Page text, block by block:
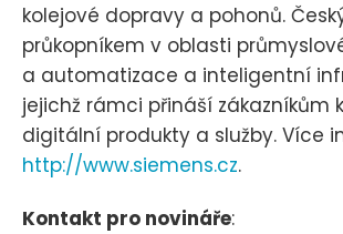
kolejové dopravy a pohonů.
průkopníkem v oblasti
a automatizace a inteligentní
jejichž rámci přináší zákazníkům
digitální produkty a služby. Více
http://www.siemens.cz.
Kontakt pro novináře: